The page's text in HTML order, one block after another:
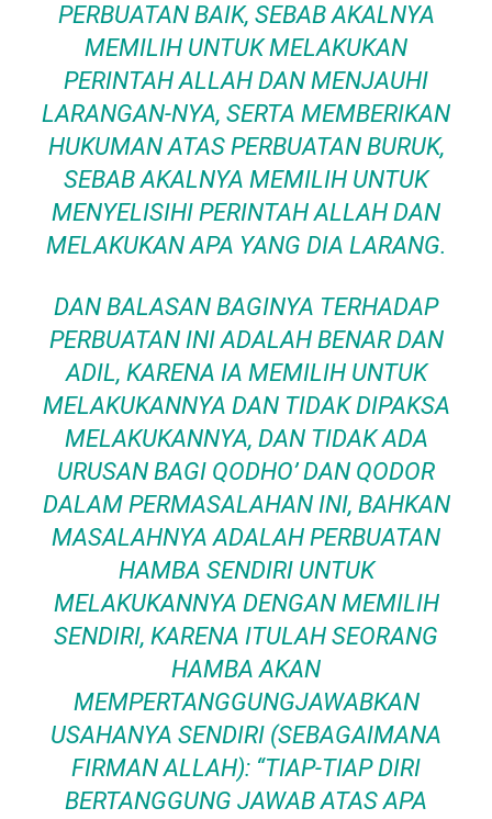
PERBUATAN BAIK, SEBAB AKALNYA
MEMILIH UNTUK MELAKUKAN
PERINTAH ALLAH DAN MENJAUHI
LARANGAN-NYA, SERTA MEMBERIKAN
HUKUMAN ATAS PERBUATAN BURUK,
SEBAB AKALNYA MEMILIH UNTUK
MENYELISIHI PERINTAH ALLAH DAN
MELAKUKAN APA YANG DIA LARANG.
DAN BALASAN BAGINYA TERHADAP
PERBUATAN INI ADALAH BENAR DAN
ADIL, KARENA IA MEMILIH UNTUK
MELAKUKANNYA DAN TIDAK DIPAKSA
MELAKUKANNYA, DAN TIDAK ADA
URUSAN BAGI QODHO’ DAN QODOR
DALAM PERMASALAHAN INI, BAHKAN
MASALAHNYA ADALAH PERBUATAN
HAMBA SENDIRI UNTUK
MELAKUKANNYA DENGAN MEMILIH
SENDIRI, KARENA ITULAH SEORANG
HAMBA AKAN
MEMPERTANGGUNGJAWABKAN
USAHANYA SENDIRI (SEBAGAIMANA
FIRMAN ALLAH): “TIAP-TIAP DIRI
BERTANGGUNG JAWAB ATAS APA